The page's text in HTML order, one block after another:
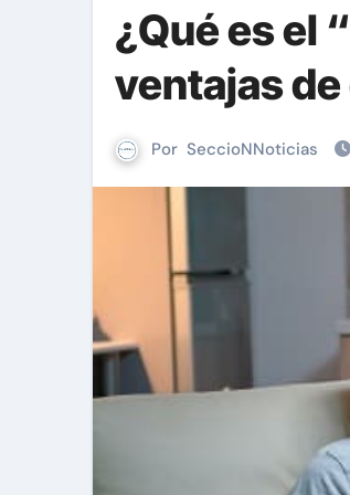
¿Qué es el
ventajas
Por SeccioNNoticias